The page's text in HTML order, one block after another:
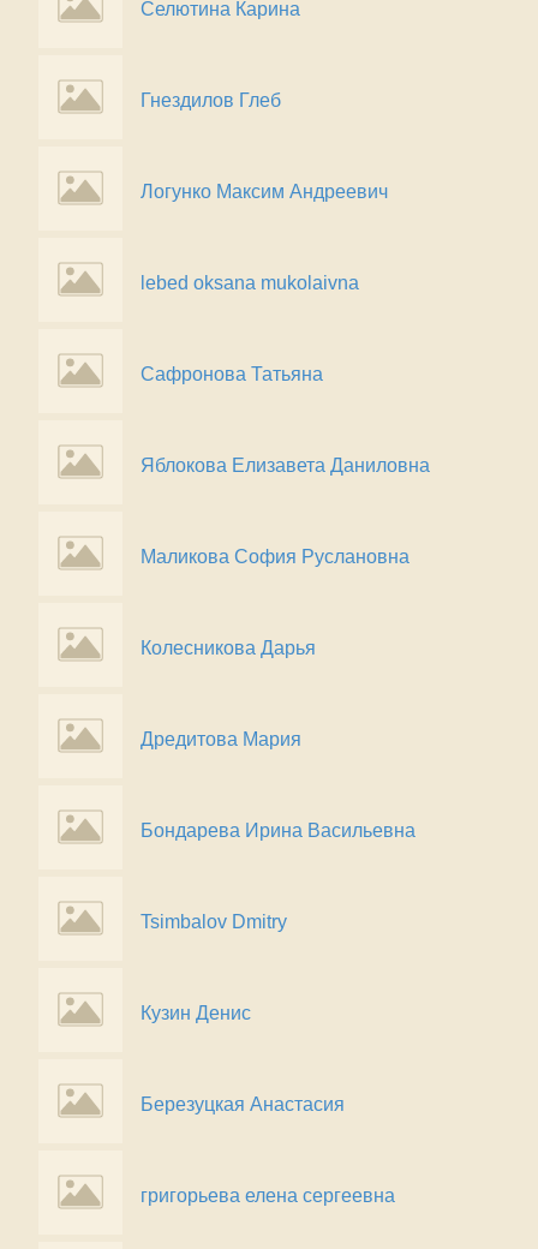
Селютина Карина
Гнездилов Глеб
Логунко Максим Андреевич
lebed oksana mukolaivna
Сафронова Татьяна
Яблокова Елизавета Даниловна
Маликова София Руслановна
Колесникова Дарья
Дредитова Мария
Бондарева Ирина Васильевна
Tsimbalov Dmitry
Кузин Денис
Березуцкая Анастасия
григорьева елена сергеевна